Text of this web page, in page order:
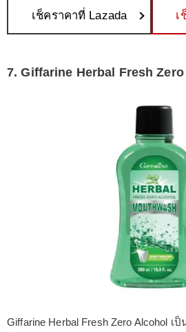
เช็คราคาที่ Lazada เ
7. Giffarine Herbal Fresh Zero
Giffarine Herbal Fresh Zero Alcohol